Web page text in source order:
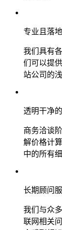
专业且落
我们具有
们可以提
站公司的
透明干净
商务洽谈
解价格计
中的所有细
长期顾问
我们与众
联网相关